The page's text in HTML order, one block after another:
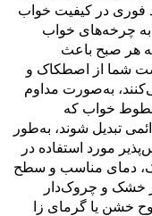
در کیفیت خواب
به چرخه‌های خواب
هر صبح باعث
شما از اصطکاک و
به‌صورت مداوم
خواب که
تبدیل شوند، به‌طور
مورد استفاده در
دمای مناسب و سطح
خشک و چروک‌دار
خشن یا گرمای زا